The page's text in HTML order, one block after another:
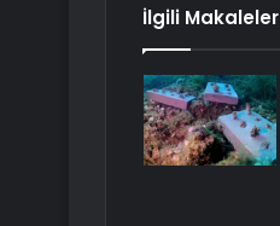
İlgili Makaleler